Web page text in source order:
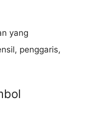
yang
penggaris,